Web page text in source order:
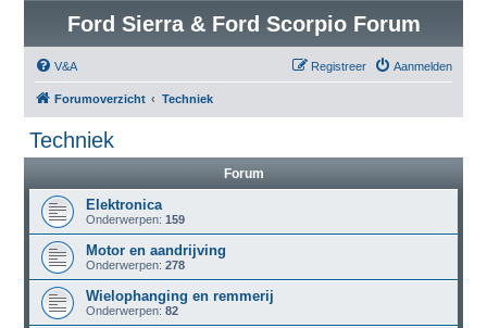
Ford Sierra & Ford Scorpio Forum
V&A Aanmelden
Registreer
Forumoverzicht Techniek
Techniek
Forum
Elektronica
Onderwerpen: 159
Motor en aandrijving
Onderwerpen: 278
Wielophanging en remmerij
Onderwerpen: 82